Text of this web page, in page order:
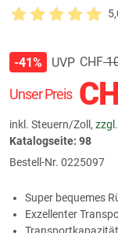
Unser Preis
inkl. Steuern/Zoll,
-41% UVP CHF
Katalogseite: 98
Bestell-Nr. 0225097
Super bequemes
Exzellenter